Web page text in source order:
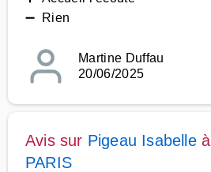
➖ Rien
Martine Duffau
20/06/2025
Avis sur Pigeau Isabelleà
PARIS